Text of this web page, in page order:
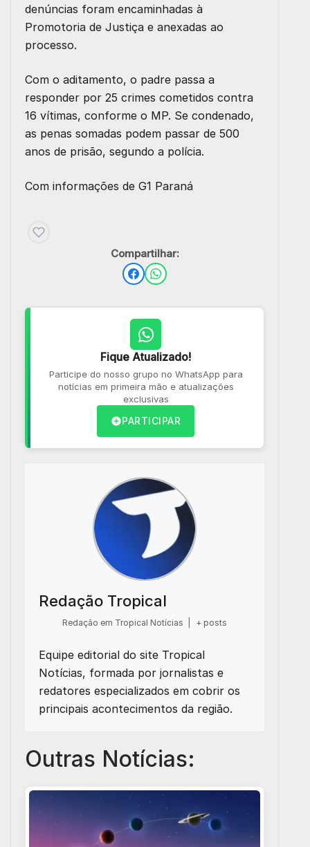
denúncias foram encaminhadas à
Promotoria de Justiça e anexadas ao
processo.
Com o aditamento, o padre passa a
responder por 25 crimes cometidos contra
16 vítimas, conforme o MP. Se condenado,
as penas somadas podem passar de 500
anos de prisão, segundo a polícia.
Com informações de G1 Paraná
Compartilhar:
Fique Atualizado!
Participe do nosso grupo no WhatsApp para
notícias em primeira mão e atualizações
exclusivas
PARTICIPAR
Redação Tropical
Redação em Tropical Notícias + posts
Equipe editorial do site Tropical
Notícias, formada por jornalistas e
redatores especializados em cobrir os
principais acontecimentos da região.
Outras Notícias: